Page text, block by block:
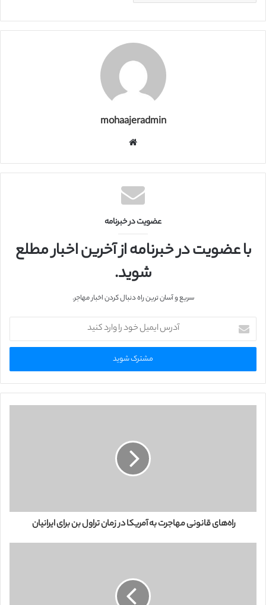
mohaajeradmin
س
ا
ی
عضویت در خبرنامه
با عضویت در خبرنامه از آخرین اخبار مطلع
شوید.
سریع و آسان ترین راه دنبال کردن اخبار مهاجر.
ر
ا
ی
ا
راه‌های قانونی مهاجرت به آمریکا در زمان تراول بن برای ایرانیان